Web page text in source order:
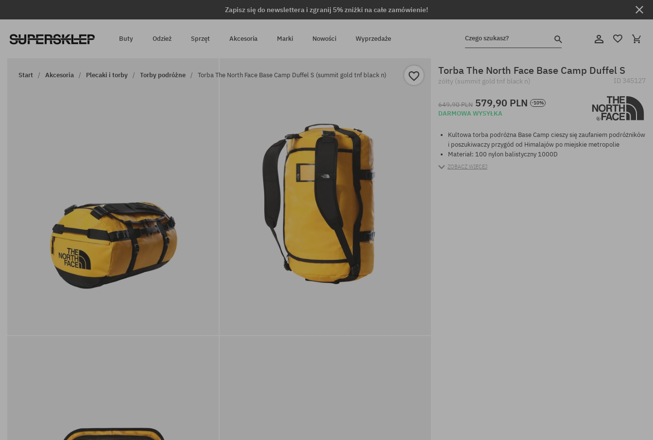
Zapisz się do newslettera i zgranij 5% zniżki na całe zamówienie!
Buty Odzież Sprzęt Akcesoria Marki Nowości Wyprzedaże Czego szukasz?
Start Akcesoria Plecaki i torby Torby podróżne Torba The North Face Base Camp Duffel S (summit gold tnf black n) Torba The North Face Base Camp Duffel S
żółty (summit gold tnf black n) ID 345127
649,90 PLN 579,90 PLN -10%
DARMOWA WYSYŁKA
Kultowa torba podróżna Base Camp cieszy się zaufaniem podróżników
i poszukiwaczy przygód od Himalajów po miejskie metropolie
Materiał: 100 nylon balistyczny 1000D
ZOBACZ WIĘCEJ